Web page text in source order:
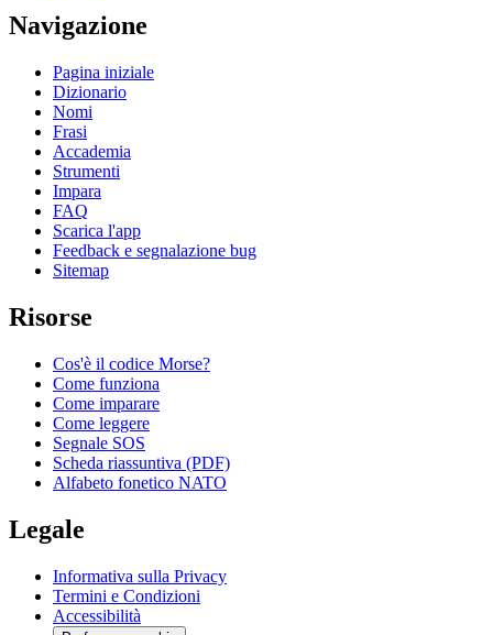
Navigazione
Pagina iniziale
Dizionario
Nomi
Frasi
Accademia
Strumenti
Impara
FAQ
Scarica l'app
Feedback e segnalazione bug
Sitemap
Risorse
Cos'è il codice Morse?
Come funziona
Come imparare
Come leggere
Segnale SOS
Scheda riassuntiva (PDF)
Alfabeto fonetico NATO
Legale
Informativa sulla Privacy
Termini e Condizioni
Accessibilità